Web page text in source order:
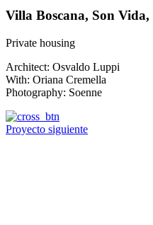
Villa Boscana, Son
Private housing
Architect: Osvaldo Luppi
With: Oriana Cremella
Photography: Soenne
Proyecto siguiente